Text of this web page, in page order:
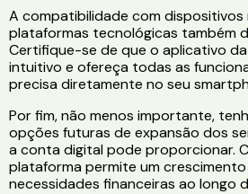
A compatibilidade com dispositivos
plataformas tecnológicas também
Certifique-se de que o aplicativo
intuitivo e ofereça todas as
precisa diretamente no seu
Por fim, não menos importante,
opções futuras de expansão dos
a conta digital pode proporcionar.
plataforma permite um
necessidades financeiras ao longo